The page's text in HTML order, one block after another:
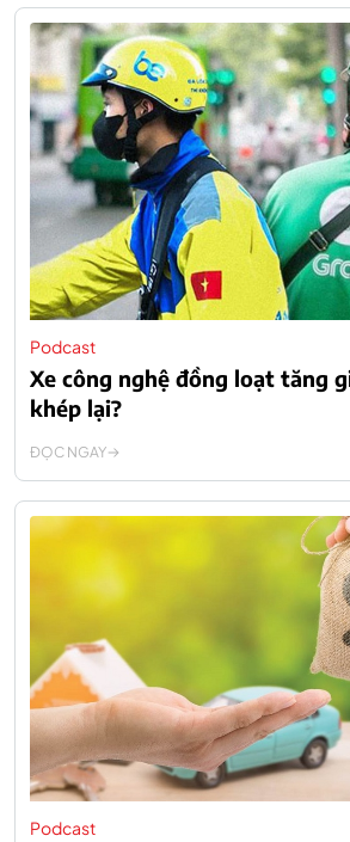
Podcast
Xe công nghệ đồng loạt tăng
khép lại?
ĐỌC NGAY
Podcast